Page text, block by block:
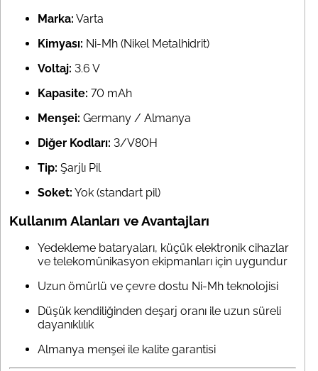
Marka: Varta
Kimyası: Ni-Mh (Nikel Metalhidrit)
Voltaj: 3.6 V
Kapasite: 70 mAh
Menşei: Germany / Almanya
Diğer Kodları: 3/V80H
Tip: Şarjlı Pil
Soket: Yok (standart pil)
Kullanım Alanları ve Avantajları
Yedekleme bataryaları, küçük elektronik cihazlar
ve telekomünikasyon ekipmanları için uygundur
Uzun ömürlü ve çevre dostu Ni-Mh teknolojisi
Düşük kendiliğinden deşarj oranı ile uzun süreli
dayanıklılık
Almanya menşei ile kalite garantisi